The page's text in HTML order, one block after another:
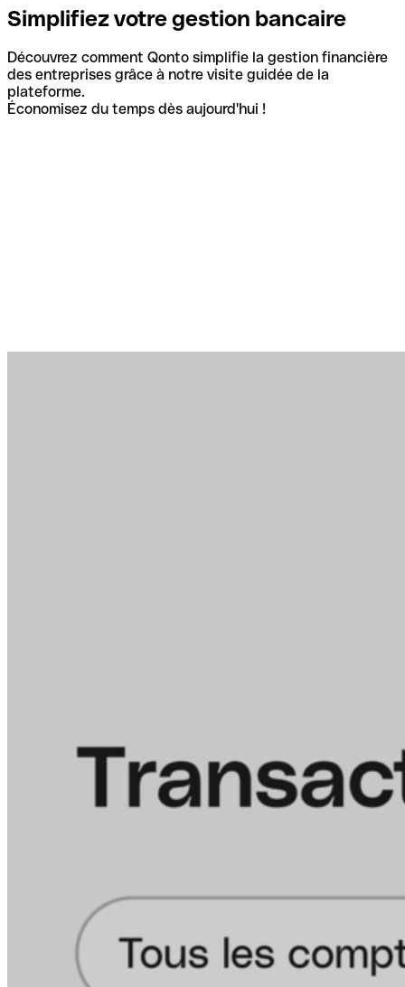
Simplifiez votre gestion bancaire
Découvrez comment Qonto simplifie la gestion financière
des entreprises grâce à notre visite guidée de la
plateforme.
Économisez du temps dès aujourd'hui !